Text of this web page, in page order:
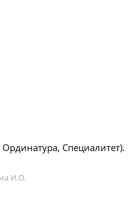
Специалитет).
И.О.